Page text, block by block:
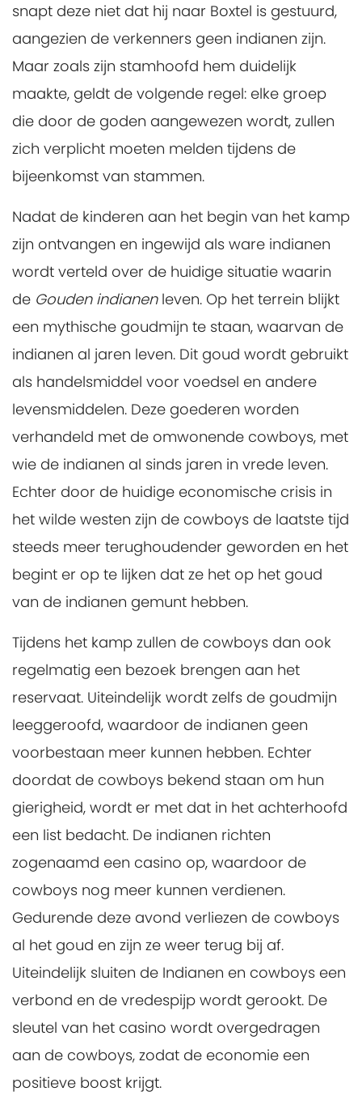
snapt deze niet dat hij naar Boxtel is gestuurd,
aangezien de verkenners geen indianen zijn.
Maar zoals zijn stamhoofd hem duidelijk
maakte, geldt de volgende regel: elke groep
die door de goden aangewezen wordt, zullen
zich verplicht moeten melden tijdens de
bijeenkomst van stammen.
Nadat de kinderen aan het begin van het kamp
zijn ontvangen en ingewijd als ware indianen
wordt verteld over de huidige situatie waarin
de Gouden indianenleven. Op het terrein blijkt
een mythische goudmijn te staan, waarvan de
indianen al jaren leven. Dit goud wordt gebruikt
als handelsmiddel voor voedsel en andere
levensmiddelen. Deze goederen worden
verhandeld met de omwonende cowboys, met
wie de indianen al sinds jaren in vrede leven.
Echter door de huidige economische crisis in
het wilde westen zijn de cowboys de laatste tijd
steeds meer terughoudender geworden en het
begint er op te lijken dat ze het op het goud
van de indianen gemunt hebben.
Tijdens het kamp zullen de cowboys dan ook
regelmatig een bezoek brengen aan het
reservaat. Uiteindelijk wordt zelfs de goudmijn
leeggeroofd, waardoor de indianen geen
voorbestaan meer kunnen hebben. Echter
doordat de cowboys bekend staan om hun
gierigheid, wordt er met dat in het achterhoofd
een list bedacht. De indianen richten
zogenaamd een casino op, waardoor de
cowboys nog meer kunnen verdienen.
Gedurende deze avond verliezen de cowboys
al het goud en zijn ze weer terug bij af.
Uiteindelijk sluiten de Indianen en cowboys een
verbond en de vredespijp wordt gerookt. De
sleutel van het casino wordt overgedragen
aan de cowboys, zodat de economie een
positieve boost krijgt.